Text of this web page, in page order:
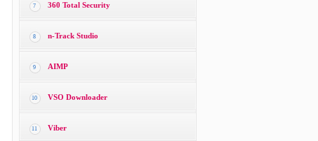
7 360 Total Security
8 n-Track Studio
9 AIMP
10 VSO Downloader
11 Viber